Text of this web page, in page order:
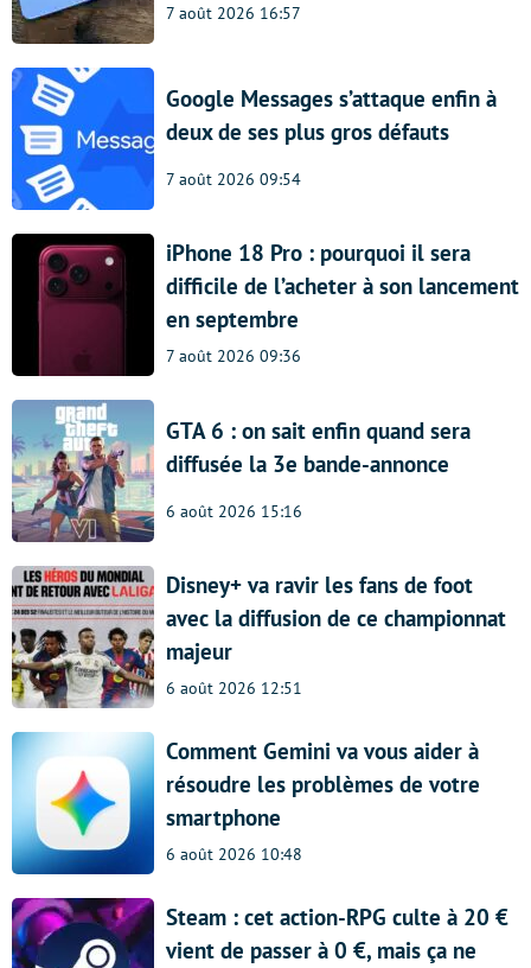
7 août 2026 16:57
Google Messages s’attaque enfin à
deux de ses plus gros défauts
7 août 2026 09:54
iPhone 18 Pro : pourquoi il sera
difficile de l’acheter à son lancement
en septembre
7 août 2026 09:36
GTA 6 : on sait enfin quand sera
diffusée la 3e bande-annonce
6 août 2026 15:16
Disney+ va ravir les fans de foot
avec la diffusion de ce championnat
majeur
6 août 2026 12:51
Comment Gemini va vous aider à
résoudre les problèmes de votre
smartphone
6 août 2026 10:48
Steam : cet action-RPG culte à 20 €
vient de passer à 0 €, mais ça ne